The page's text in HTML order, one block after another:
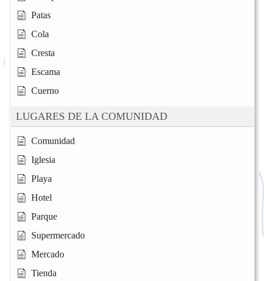
Patas
Cola
Cresta
Escama
Cuerno
LUGARES DE LA COMUNIDAD
Comunidad
Iglesia
Playa
Hotel
Parque
Supermercado
Mercado
Tienda